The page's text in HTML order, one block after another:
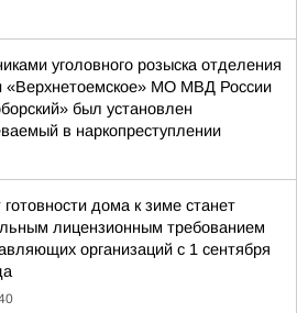
уголовного розыска отделения
«Верхнетоемское» МО МВД России
был установлен
в наркопреступлении
готовности дома к зиме станет
лицензионным требованием
организаций с 1 сентября